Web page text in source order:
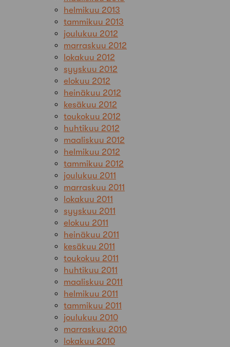
helmikuu 2013
tammikuu 2013
joulukuu 2012
marraskuu 2012
lokakuu 2012
syyskuu 2012
elokuu 2012
heinäkuu 2012
kesäkuu 2012
toukokuu 2012
huhtikuu 2012
maaliskuu 2012
helmikuu 2012
tammikuu 2012
joulukuu 2011
marraskuu 2011
lokakuu 2011
syyskuu 2011
elokuu 2011
heinäkuu 2011
kesäkuu 2011
toukokuu 2011
huhtikuu 2011
maaliskuu 2011
helmikuu 2011
tammikuu 2011
joulukuu 2010
marraskuu 2010
lokakuu 2010